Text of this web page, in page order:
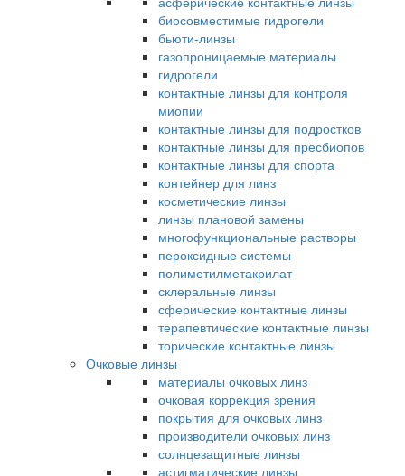
биосовместимые гидрогели
бьюти-линзы
газопроницаемые материалы
гидрогели
контактные линзы для контроля
миопии
контактные линзы для подростков
контактные линзы для пресбиопов
контактные линзы для спорта
контейнер для линз
косметические линзы
линзы плановой замены
многофункциональные растворы
пероксидные системы
полиметилметакрилат
склеральные линзы
сферические контактные линзы
терапевтические контактные линзы
торические контактные линзы
Очковые линзы
материалы очковых линз
очковая коррекция зрения
покрытия для очковых линз
производители очковых линз
солнцезащитные линзы
астигматические линзы